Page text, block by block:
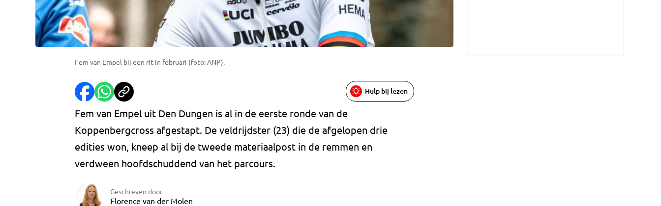
Fem van Empel bij een rit in februari (foto: ANP).
Hulp bij lezen
Fem van Empel uit Den Dungen is al in de eerste ronde van de
Koppenbergcross afgestapt. De veldrijdster (23) die de afgelopen drie
edities won, kneep al bij de tweede materiaalpost in de remmen en
verdween hoofdschuddend van het parcours.
Geschreven door
Florence van der Molen